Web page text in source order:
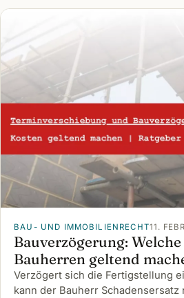
BAU- UND IMMOBILIENRECHT11.
Bauverzögerung:
Bauherren geltend
Verzögert sich die Fertigstellung
kann der Bauherr Schadensersatz